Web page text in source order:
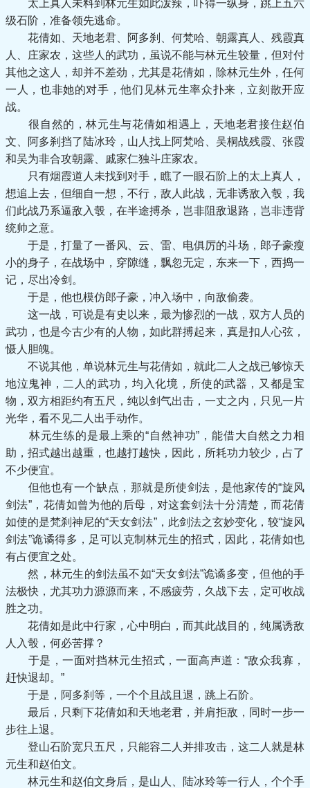
太上真人未料到林元生如此泼辣，吓得一纵身，跳上五六
级石阶，准备领先逃命。
花倩如、天地老君、阿多刹、何梵哈、朝露真人、残霞真
人、庄家农，这些人的武功，虽说不能与林元生较量，但对付
其他之这人，却并不差劲，尤其是花倩如，除林元生外，任何
一人，也非她的对手，他们见林元生率众扑来，立刻散开应
战。
很自然的，林元生与花倩如相遇上，天地老君接住赵伯
文、阿多刹挡了陆冰玲，山人找上阿梵哈、吴桐战残霞、张霞
和吴为非合攻朝露、戚家仁独斗庄家农。
只有烟霞道人未找到对手，瞧了一眼石阶上的太上真人，
想追上去，但细自一想，不行，敌人此战，无非诱敌入彀，我
们此战乃系逼敌入彀，在半途搏杀，岂非阻敌退路，岂非违背
统帅之意。
于是，打量了一番风、云、雷、电俱厉的斗场，郎子豪瘦
小的身子，在战场中，穿隙缝，飘忽无定，东来一下，西捣一
记，尽出冷剑。
于是，他也模仿郎子豪，冲入场中，向敌偷袭。
这一战，可说是有史以来，最为惨烈的一战，双方人员的
武功，也是今古少有的人物，如此群搏起来，真是扣人心弦，
慑人胆魄。
不说其他，单说林元生与花倩如，就此二人之战已够惊天
地泣鬼神，二人的武功，均入化境，所使的武器，又都是宝
物，双方相距约有五尺，纯以剑气出击，一丈之内，只见一片
光华，看不见二人出手动作。
林元生练的是最上乘的“自然神功”，能借大自然之力相
助，招式越出越重，也越打越快，因此，所耗功力较少，占了
不少便宜。
但他也有一个缺点，那就是所使剑法，是他家传的“旋风
剑法”，花倩如曾为他的后母，对这套剑法十分清楚，而花倩
如使的是梵刹神尼的“天女剑法”，此剑法之玄妙变化，较“旋风
剑法”诡谲得多，足可以克制林元生的招式，因此，花倩如也
有占便宜之处。
然，林元生的剑法虽不如“天女剑法”诡谲多变，但他的手
法极快，尤其功力源源而来，不感疲劳，久战下去，定可收战
胜之功。
花倩如是此中行家，心中明白，而其此战目的，纯属诱敌
人入彀，何必苦撑？
于是，一面对挡林元生招式，一面高声道：“敌众我寡，
赶快退却。”
于是，阿多刹等，一个个且战且退，跳上石阶。
最后，只剩下花倩如和天地老君，并肩拒敌，同时一步一
步往上退。
登山石阶宽只五尺，只能容二人并排攻击，这二人就是林
元生和赵伯文。
林元生和赵伯文身后，是山人、陆冰玲等一行人，个个手